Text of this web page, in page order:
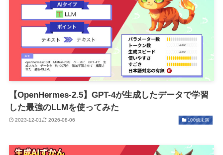
【OpenHermes-2.5】GPT-4が生成したデータで学習
した最強のLLMを使ってみた
2023-12-01 2026-08-06 100億未満